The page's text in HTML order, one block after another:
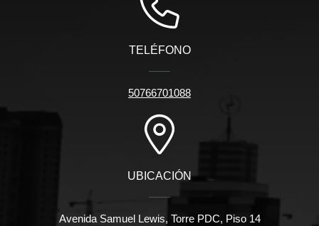
TELÉFONO
50766701088
UBICACIÓN
Avenida Samuel Lewis, Torre PDC, Piso 14